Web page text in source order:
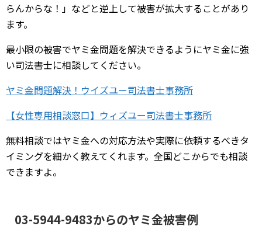
らんからな！」などと逆上して被害が拡大することがあり
ます。
最小限の被害でヤミ金問題を解決できるようにヤミ金に強
い司法書士に相談してください。
ヤミ金問題解決！ウイズユー司法書士事務所
【女性専用相談窓口】ウィズユー司法書士事務所
無料相談ではヤミ金への対応方法や実際に依頼するべきタ
イミングを細かく教えてくれます。全国どこからでも相談
できますよ。
03-5944-9483からのヤミ金被害例